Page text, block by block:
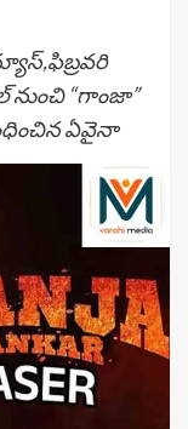
నుంచి “గాంజా”
ఏవైనా